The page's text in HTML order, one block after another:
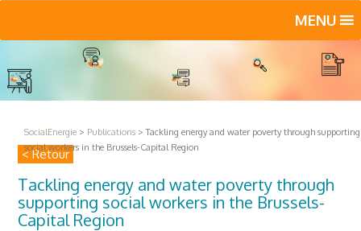
MENU
SocialEnergie > Publications >Tackling energy and water poverty through supporting
social workers in the Brussels-Capital Region
< Retour
Tackling energy and water poverty through
supporting social workers in the Brussels-
Capital Region